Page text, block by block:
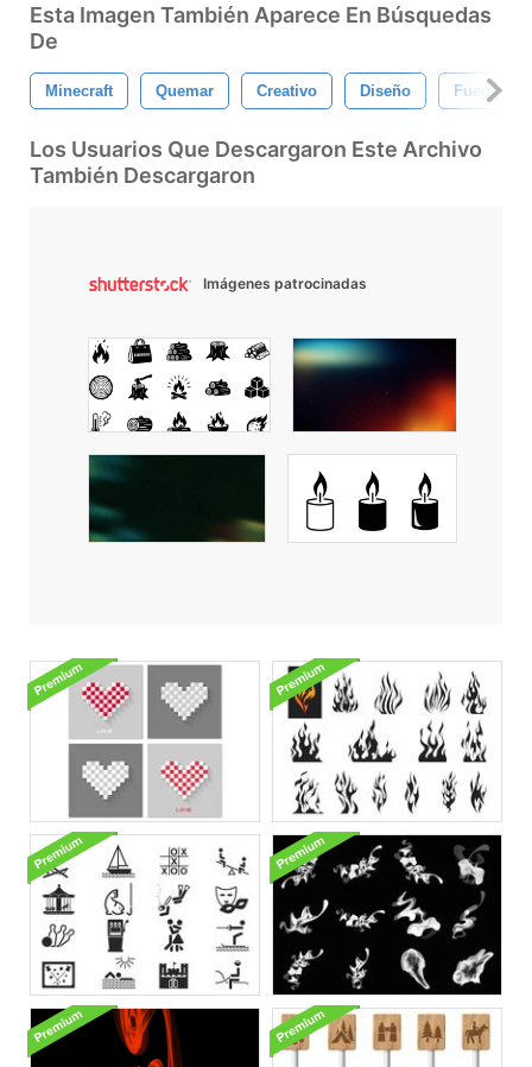
Esta Imagen También Aparece En Búsquedas
De
Minecraft Quemar Creativo Diseño Fuego
Los Usuarios Que Descargaron Este Archivo
También Descargaron
Imágenes patrocinadas